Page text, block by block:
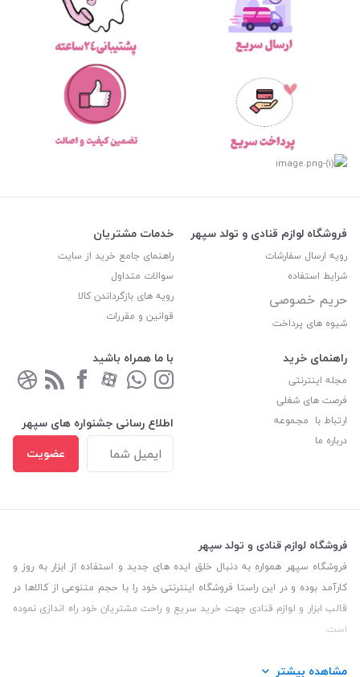
فروشگاه لوازم قنادی و تولد سپهر
رویه ارسال سفارشات
شرایط استفاده
حریم خصوصی
شیوه های پرداخت
خدمات مشتریان
راهنمای جامع خرید از سایت
سوالات متداول
رویه های بازگرداندن کالا
قوانین و مقررات
راهنمای خرید
مجله اینترنتی
فرصت های شغلی
ارتباط با مجموعه
درباره ما
با ما همراه باشید
اطلاع رسانی جشنواره های سپهر
عضویت
فروشگاه لوازم قنادی و تولد سپهر
فروشگاه سپهر همواره به دنبال خلق ایده های جدید و استفاده از ابزار به روز و
کارآمد بوده و در این راستا فروشگاه اینترنتی خود را با حجم متنوعی از کالاها در
قالب ابزار و لوازم قنادی جهت خرید سریع و راحت مشتریان خود راه اندازی نموده
است.
این فروشگاه تمام تلاش خود را نموده تا کالاهایی با کیفیت و با حداقل قیمت
مشاهده بیشتر